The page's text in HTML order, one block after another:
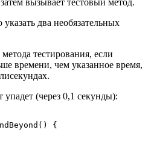
два необязательных
тестирования, если
времени, чем указанное время,
(через 0,1 секунды):
{